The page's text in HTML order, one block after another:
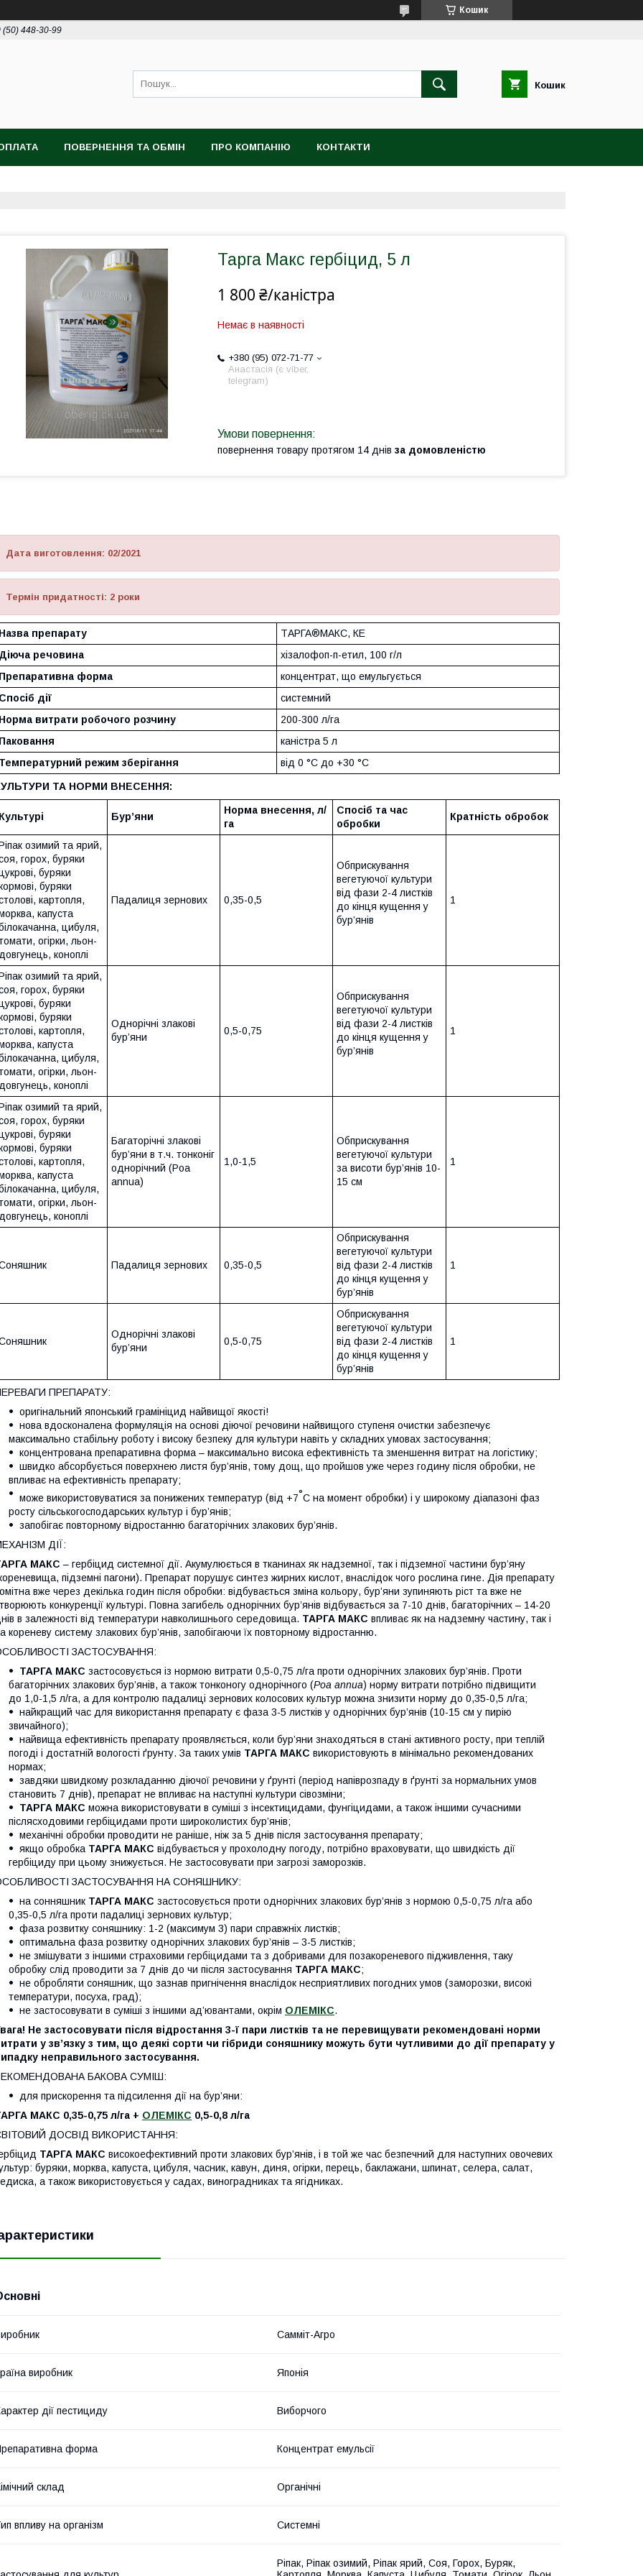
Кошик
(50) 448-30-99
Кошик
ПОВЕРНЕННЯ ТА ОБМІН ПРО КОМПАНІЮ КОНТАКТИ
Тарга Макс гербіцид, 5 л
1 800 ₴/каністра
Немає в наявності
+380 (95) 072-71-77
Анастасія (є viber,
telegram)
повернення товару протягом 14 днів за домовленістю
Дата виготовлення: 02/2021
Термін придатності: 2 роки
препарату
ТАРГА®МАКС, КЕ
речовина
хізалофоп-п-етил, 100 г/л
форма
концентрат, що емульгується
дії
системний
витрати робочого розчину
200-300 л/га
каністра 5 л
режим зберігання
від 0 °С до +30 °С
ТА НОРМИ ВНЕСЕННЯ:
Бур’яни
Норма внесення, л/
га
Спосіб та час
обробки
Кратність обробок
озимий та ярий,
горох, буряки
буряки
буряки
картопля,
капуста
цибуля,
огірки, льон-
коноплі
Падалиця зернових 0,35-0,5
Обприскування
вегетуючої культури
від фази 2-4 листків
до кінця кущення у
бур’янів
1
озимий та ярий,
горох, буряки
буряки
буряки
картопля,
капуста
цибуля,
огірки, льон-
коноплі
Однорічні злакові
бур’яни
0,5-0,75
Обприскування
вегетуючої культури
від фази 2-4 листків
до кінця кущення у
бур’янів
1
озимий та ярий,
горох, буряки
буряки
буряки
картопля,
капуста
цибуля,
огірки, льон-
коноплі
Багаторічні злакові
бур’яни в т.ч. тонконіг
однорічний (Poa
annua)
1,0-1,5
Обприскування
вегетуючої культури
за висоти бур’янів 10-
15 см
1
Падалиця зернових 0,35-0,5
Обприскування
вегетуючої культури
від фази 2-4 листків
до кінця кущення у
бур’янів
1
Однорічні злакові
бур’яни
0,5-0,75
Обприскування
вегетуючої культури
від фази 2-4 листків
до кінця кущення у
бур’янів
1
ПРЕПАРАТУ:
оригінальний японський грамініцид найвищої якості!
нова вдосконалена формуляція на основі діючої речовини найвищого ступеня очистки забезпечує
максимально стабільну роботу і високу безпеку для культури навіть у складних умовах застосування;
концентрована препаративна форма – максимально висока ефективність та зменшення витрат на логістику;
швидко абсорбується поверхнею листя бур’янів, тому дощ, що пройшов уже через годину після обробки, не
впливає на ефективність препарату;
може використовуватися за понижених температур (від +7°С на момент обробки) і у широкому діапазоні фаз
росту сільськогосподарських культур і бур’янів;
запобігає повторному відростанню багаторічних злакових бур’янів.
ДІЇ:
МАКС – гербіцид системної дії. Акумулюється в тканинах як надземної, так і підземної частини бур’яну
підземні пагони). Препарат порушує синтез жирних кислот, внаслідок чого рослина гине. Дія препарату
вже через декілька годин після обробки: відбувається зміна кольору, бур’яни зупиняють ріст та вже не
конкуренції культурі. Повна загибель однорічних бур’янів відбувається за 7-10 днів, багаторічних – 14-20
в залежності від температури навколишнього середовища. ТАРГА МАКС впливає як на надземну частину, так і
кореневу систему злакових бур’янів, запобігаючи їх повторному відростанню.
ЗАСТОСУВАННЯ:
ТАРГА МАКС застосовується із нормою витрати 0,5-0,75 л/га проти однорічних злакових бур’янів. Проти
багаторічних злакових бур’янів, а також тонконогу однорічного (Poa annua) норму витрати потрібно підвищити
до 1,0-1,5 л/га, а для контролю падалиці зернових колосових культур можна знизити норму до 0,35-0,5 л/га;
найкращий час для використання препарату є фаза 3-5 листків у однорічних бур’янів (10-15 см у пирію
звичайного);
найвища ефективність препарату проявляється, коли бур’яни знаходяться в стані активного росту, при теплій
погоді і достатній вологості ґрунту. За таких умів ТАРГА МАКС використовують в мінімально рекомендованих
нормах;
завдяки швидкому розкладанню діючої речовини у ґрунті (період напіврозпаду в ґрунті за нормальних умов
становить 7 днів), препарат не впливає на наступні культури сівозміни;
ТАРГА МАКС можна використовувати в суміші з інсектицидами, фунгіцидами, а також іншими сучасними
післясходовими гербіцидами проти широколистих бур’янів;
механічні обробки проводити не раніше, ніж за 5 днів після застосування препарату;
якщо обробка ТАРГА МАКС відбувається у прохолодну погоду, потрібно враховувати, що швидкість дії
гербіциду при цьому знижується. Не застосовувати при загрозі заморозків.
ЗАСТОСУВАННЯ НА СОНЯШНИКУ:
на сонняшник ТАРГА МАКС застосовується проти однорічних злакових бур’янів з нормою 0,5-0,75 л/га або
0,35-0,5 л/га проти падалиці зернових культур;
фаза розвитку соняшнику: 1-2 (максимум 3) пари справжніх листків;
оптимальна фаза розвитку однорічних злакових бур’янів – 3-5 листків;
не змішувати з іншими страховими гербіцидами та з добривами для позакореневого підживлення, таку
обробку слід проводити за 7 днів до чи після застосування ТАРГА МАКС;
не обробляти соняшник, що зазнав пригнічення внаслідок несприятливих погодних умов (заморозки, високі
температури, посуха, град);
не застосовувати в суміші з іншими ад’ювантами, окрім ОЛЕМІКС.
Не застосовувати після відростання 3-ї пари листків та не перевищувати рекомендовані норми
у зв’язку з тим, що деякі сорти чи гібриди соняшнику можуть бути чутливими до дії препарату у
неправильного застосування.
БАКОВА СУМІШ:
для прискорення та підсилення дії на бур’яни:
МАКС 0,35-0,75 л/га + ОЛЕМІКС 0,5-0,8 л/га
ДОСВІД ВИКОРИСТАННЯ:
ТАРГА МАКС високоефективний проти злакових бур’янів, і в той же час безпечний для наступних овочевих
буряки, морква, капуста, цибуля, часник, кавун, диня, огірки, перець, баклажани, шпинат, селера, салат,
а також використовується у садах, виноградниках та ягідниках.
Самміт-Агро
виробник Японія
дії пестициду Виборчого
форма Концентрат емульсії
склад Органічні
впливу на організм Системні
Ріпак, Ріпак озимий, Ріпак ярий, Соя, Горох, Буряк,